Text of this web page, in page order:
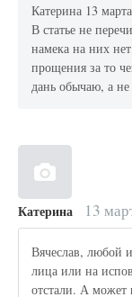
Катерина 13
В статье не
намека на них
прощения за то
дань обычаю, а
Катерина 13
Вячеслав, любой
лица или на
отстали. А может